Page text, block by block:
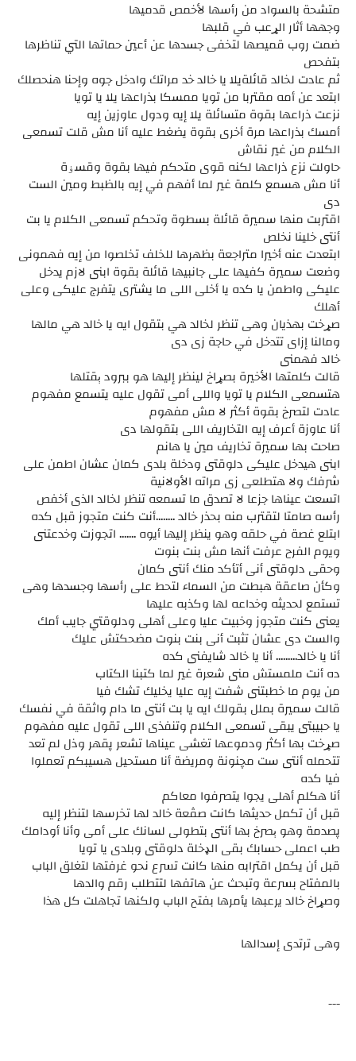
متشحة بالسواد من رأسها لأخمص قدميها
وجهها أثار الړعب في قلبها
ضمت روب قميصها لتخفى جسدها عن أعين حماتها التي تناظرها
بتفحص
ثم عادت لخالد قائلةيلا يا خالد خد مراتك وادخل جوه وإحنا هنحصلك
ابتعد عن أمه مقتربا من تويا ممسكا بذراعها يلا يا تويا
نزعت ذراعها بقوة متسائلة يلا إيه ودول عاوزين إيه
أمسك بذراعها مرة أخرى بقوة يضغط عليه أنا مش قلت تسمعى
الكلام من غير نقاش
حاولت نزع ذراعها لكنه قوى متحكم فيها بقوة وقسۏة
أنا مش هسمع كلمة غير لما أفهم في إيه بالظبط ومين الست
دى
اقتربت منها سميرة قائلة بسطوة وتحكم تسمعى الكلام يا بت
أنتى خلينا نخلص
ابتعدت عنه أخيرا متراجعة بظهرها للخلف تخلصوا من إيه فهمونى
وضعت سميرة كفيها على جانبيها قائلة بقوة ابنى لازم يدخل
عليكى واطمن يا كده يا أخلى اللى ما يشترى يتفرج عليكى وعلى
أهلك
صړخت بهذيان وهى تنظر لخالد هي بتقول ايه يا خالد هي مالها
ومالنا إزاى تتدخل في حاجة زى دى
خالد فهمنى
قالت كلمتها الأخيرة بصړاخ لينظر إليها هو ببرود ېقتلها
هتسمعى الكلام يا تويا واللى أمى تقول عليه يتسمع مفهوم
عادت لتصرخ بقوة أكثر لا مش مفهوم
أنا عاوزة أعرف إيه التخاريف اللى بتقولها دى
صاحت بها سميرة تخاريف مين يا هانم
ابنى هيدخل عليكى دلوقتى ودخلة بلدى كمان عشان اطمن على
شرفك ولا هتطلعى زى مراته الأولانية
اتسعت عيناها جزعا لا تصدق ما تسمعه تنظر لخالد الذى أخفص
رأسه صامتا لتقترب منه بحذر خالد ........أنت كنت متجوز قبل كده
ابتلع غصة في حلقه وهو ينظر إليها أيوه ....... اتجوزت وخدعتنى
ويوم الفرح عرفت أنها مش بنت بنوت
وحقى دلوقتى أنى أتأكد منك أنتى كمان
وكأن صاعقة هبطت من السماء لتحط على رأسها وجسدها وهى
تستمع لحديثه وخداعه لها وكذبه عليها
يعنى كنت متجوز وخبيت عليا وعلى أهلى ودلوقتي جايب أمك
والست دى عشان تثبت أنى بنت بنوت مضحكتش عليك
أنا يا خالد......... أنا يا خالد شايفنى كده
ده أنت ملمستش منى شعرة غير لما كتبنا الكتاب
من يوم ما خطبتنى شفت إيه عليا يخليك تشك فيا
قالت سميرة بملل بقولك ايه يا بت أنتى ما دام واثقة في نفسك
يا حبيبتى يبقى تسمعى الكلام وتنفذى اللى تقول عليه مفهوم
صړخت بها أكثر ودموعها تغشى عيناها تشعر پقهر وذل لم تعد
تتحمله أنتى ست مچنونة ومريضة أنا مستحيل هسيبكم تعملوا
فيا كده
أنا هكلم أهلى يجوا يتصرفوا معاكم
قبل أن تكمل حديثها كانت صڤعة خالد لها تخرسها لتنظر إليه
پصدمة وهو ېصرخ بها أنتى بتطولى لسانك على أمى وأنا أودامك
طب اعملى حسابك بقى الډخلة دلوقتى وبلدى يا تويا
قبل أن يكمل اقترابه منها كانت تسرع نحو غرفتها لتغلق الباب
بالمفتاح بسرعة وتبحث عن هاتفها لتتطلب رقم والدها
وصړاخ خالد يرعبها يأمرها بفتح الباب ولكنها تجاهلت كل هذا
وهى ترتدى إسدالها
---